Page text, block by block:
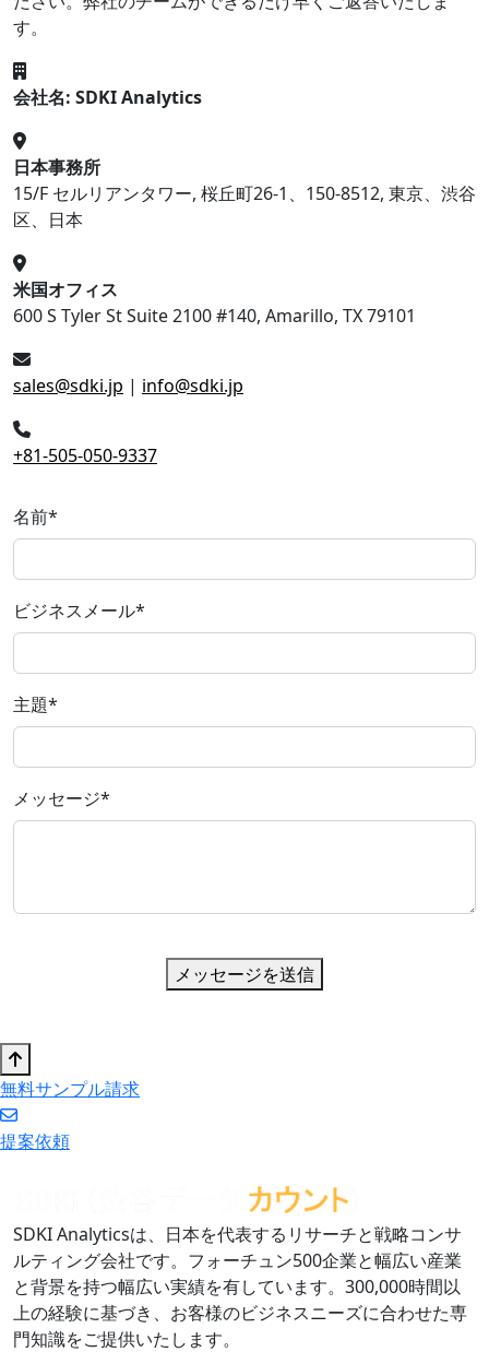
す。
会社名: SDKI Analytics
日本事務所
15/F セルリアンタワー, 桜丘町26-1、150-8512, 東京、渋谷
区、日本
米国オフィス
600 S Tyler St Suite 2100 #140, Amarillo, TX 79101
sales@sdki.jp | info@sdki.jp
+81-505-050-9337
名前*
ビジネスメール*
主題*
メッセージ*
メッセージを送信
無料サンプル請求
提案依頼
SDKI Analyticsは、日本を代表するリサーチと戦略コンサ
ルティング会社です。フォーチュン500企業と幅広い産業
と背景を持つ幅広い実績を有しています。300,000時間以
上の経験に基づき、お客様のビジネスニーズに合わせた専
門知識をご提供いたします。